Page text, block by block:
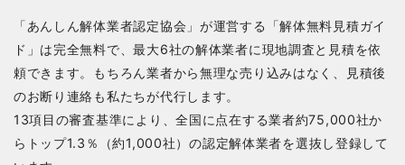
「あんしん解体業者認定協会」が運営する「解体無料見積ガイ
ド」は完全無料で、最大6社の解体業者に現地調査と見積を依
頼できます。もちろん業者から無理な売り込みはなく、見積後
のお断り連絡も私たちが代行します。
13項目の審査基準により、全国に点在する業者約75,000社か
らトップ1.3％（約1,000社）の認定解体業者を選抜し登録して